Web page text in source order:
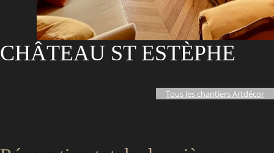
CHÂTEAU ST ESTÈPHE
Tous les chantiers Artdécor